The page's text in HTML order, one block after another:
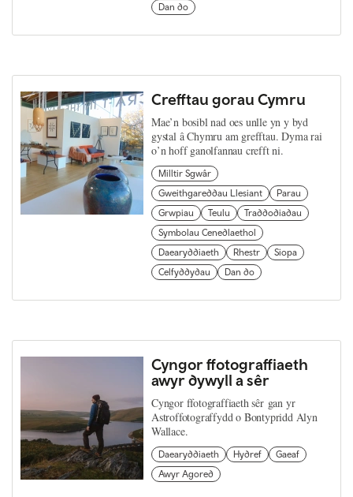
Dan do
Crefftau gorau Cymru
Mae’n bosibl nad oes unlle yn y byd
gystal â Chymru am grefftau. Dyma rai
o’n hoff ganolfannau crefft ni.
Milltir Sgwâr
Gweithgareddau Llesiant
Parau
Grwpiau
Teulu
Traddodiadau
Symbolau Cenedlaethol
Daearyddiaeth
Rhestr
Siopa
Celfyddydau
Dan do
Cyngor ffotograffiaeth
awyr dywyll a sêr
Cyngor ffotograffiaeth sêr gan yr
Astroffotograffydd o Bontypridd Alyn
Wallace.
Daearyddiaeth Hydref
Gaeaf
Awyr Agored